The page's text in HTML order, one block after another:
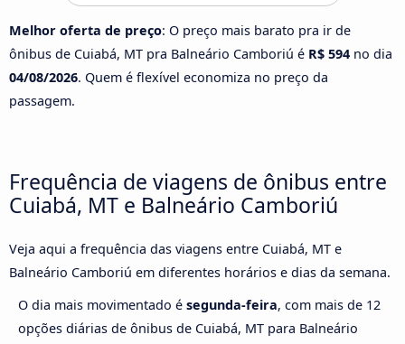
Melhor oferta de preço: O preço mais barato pra ir de
ônibus de Cuiabá, MT pra Balneário Camboriú é R$ 594 no dia
04/08/2026. Quem é flexível economiza no preço da
passagem.
Frequência de viagens de ônibus entre
Cuiabá, MT e Balneário Camboriú
Veja aqui a frequência das viagens entre Cuiabá, MT e
Balneário Camboriú em diferentes horários e dias da semana.
O dia mais movimentado é segunda-feira, com mais de 12
opções diárias de ônibus de Cuiabá, MT para Balneário